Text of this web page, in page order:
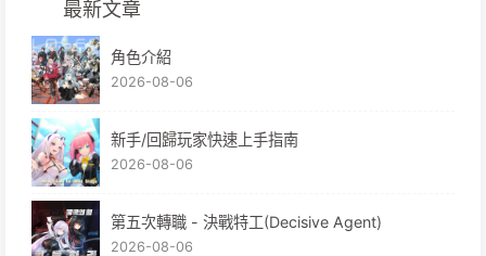
最新文章
角色介紹
2026-08-06
新手/回歸玩家快速上手指南
2026-08-06
第五次轉職 - 決戰特工(Decisive Agent)
2026-08-06